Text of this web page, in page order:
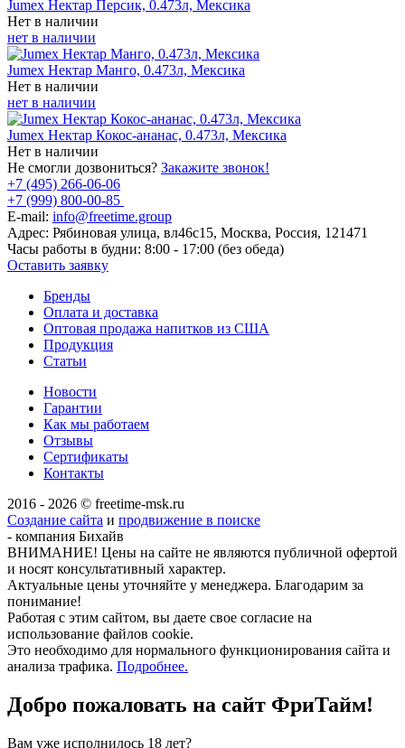
Jumex Нектар Персик, 0.473л, Мексика
Нет в наличии
нет в наличии
Jumex Нектар Манго, 0.473л, Мексика
Нет в наличии
нет в наличии
Jumex Нектар Кокос-ананас, 0.473л, Мексика
Нет в наличии
Не смогли дозвониться? Закажите звонок!
+7 (495) 266-06-06
+7 (999) 800-00-85
E-mail: info@freetime.group
Адрес: Рябиновая улица, вл46с15, Москва, Россия, 121471
Часы работы в будни: 8:00 - 17:00 (без обеда)
Оставить заявку
Бренды
Оплата и доставка
Оптовая продажа напитков из США
Продукция
Статьи
Новости
Гарантии
Как мы работаем
Отзывы
Сертификаты
Контакты
2016 - 2026 © freetime-msk.ru
Создание сайта и продвижение в поиске
- компания Бихайв
ВНИМАНИЕ! Цены на сайте не являются публичной офертой
и носят консультативный характер.
Актуальные цены уточняйте у менеджера. Благодарим за
понимание!
Работая с этим сайтом, вы даете свое согласие на
использование файлов cookie.
Это необходимо для нормального функционирования сайта и
анализа трафика. Подробнее.
Добро пожаловать на сайт ФриТайм!
Вам уже исполнилось 18 лет?